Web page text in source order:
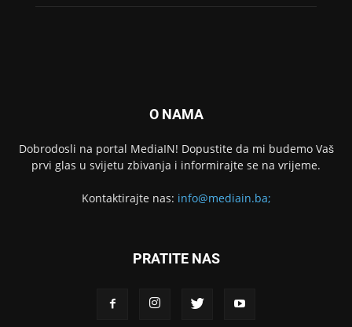
O NAMA
Dobrodosli na portal MediaIN! Dopustite da mi budemo Vaš
prvi glas u svijetu zbivanja i informirajte se na vrijeme.
Kontaktirajte nas: info@mediain.ba;
PRATITE NAS